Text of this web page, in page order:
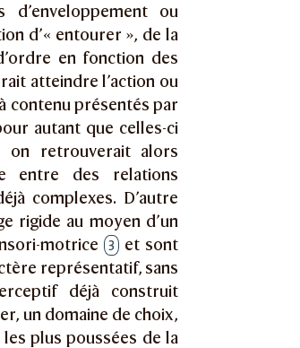
ou
d’« entourer », de la
en fonction des
atteindre l’action ou
contenu présentés par
autant que celles-ci
on retrouverait alors
entre des relations
complexes. D’autre
rigide au moyen d’un
motrice 3
et sont
représentatif, sans
déjà construit
un domaine de choix,
plus poussées de la